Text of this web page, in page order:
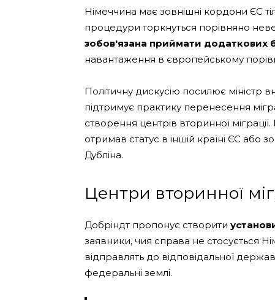
Німеччина має зовнішні кордони ЄС
процедури торкнуться порівняно
зобов'язана приймати додаткових
навантаження в європейському
Політичну дискусію посилює міністр
підтримує практику перенесення
створення центрів вторинної
отримав статус в іншій країні ЄС або
Дубліна.
Центри вторинної
Добріндт пропонує створити
заявники, чия справа не стосується
відправлять до відповідальної
федеральні землі.